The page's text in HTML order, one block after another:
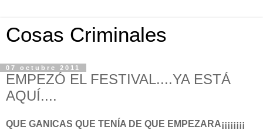
Cosas Criminales
07 octubre 2011
EMPEZÓ EL FESTIVAL....YA ESTÁ
AQUÍ....
QUE GANICAS QUE TENÍA DE QUE EMPEZARA¡¡¡¡¡¡¡¡